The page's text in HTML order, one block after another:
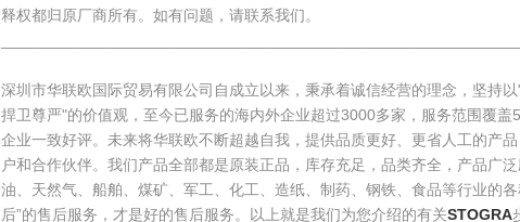
释权都归原厂商所有。如有问题，请联系我们。
深圳市华联欧国际贸易有限公司自成立以来，秉承着诚信经营的理念，坚持
捍卫尊严"的价值观，至今已服务的海内外企业超过3000多家，服务范围覆
企业一致好评。未来将华联欧不断超越自我，提供品质更好、更省人工的产
户和合作伙伴。我们产品全部都是原装正品，库存充足，品类齐全，产品广
油、天然气、船舶、煤矿、军工、化工、造纸、制药、钢铁、食品等行业的
后”的售后服务，才是好的售后服务。以上就是我们为您介绍的有关STOGRA